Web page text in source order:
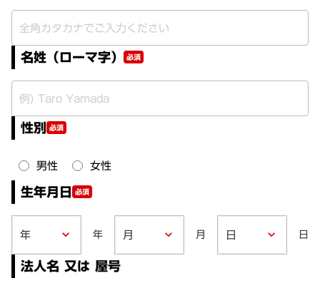
名姓（ローマ字） 必須
性別 必須
男性 女性
生年月日 必須
keyboard_arrow_down 年 keyboard_arrow_down 月 keyboard_arrow_down 日
法人名 又は 屋号